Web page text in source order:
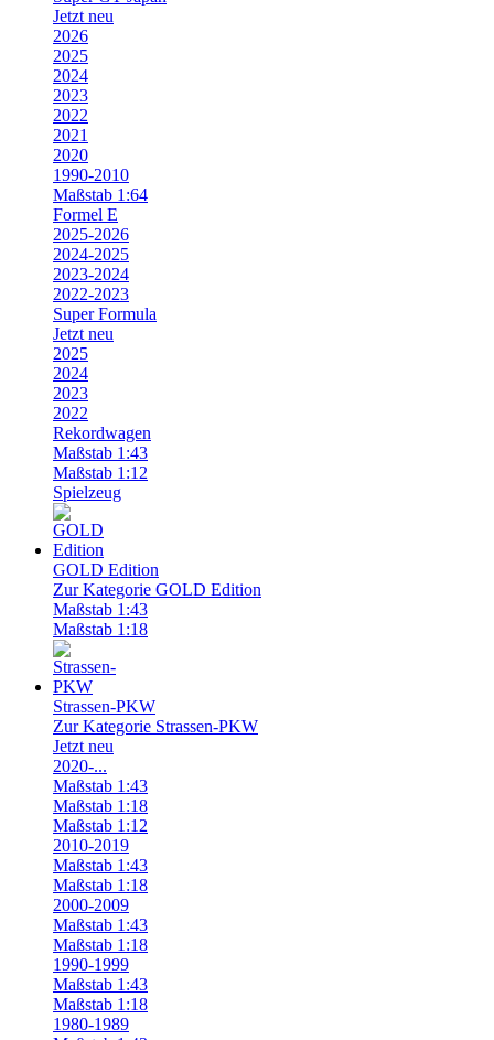
Jetzt neu
2026
2025
2024
2023
2022
2021
2020
1990-2010
Maßstab 1:64
Formel E
2025-2026
2024-2025
2023-2024
2022-2023
Super Formula
Jetzt neu
2025
2024
2023
2022
Rekordwagen
Maßstab 1:43
Maßstab 1:12
Spielzeug
GOLD Edition
Zur Kategorie GOLD Edition
Maßstab 1:43
Maßstab 1:18
Strassen-PKW
Zur Kategorie Strassen-PKW
Jetzt neu
2020-...
Maßstab 1:43
Maßstab 1:18
Maßstab 1:12
2010-2019
Maßstab 1:43
Maßstab 1:18
2000-2009
Maßstab 1:43
Maßstab 1:18
1990-1999
Maßstab 1:43
Maßstab 1:18
1980-1989